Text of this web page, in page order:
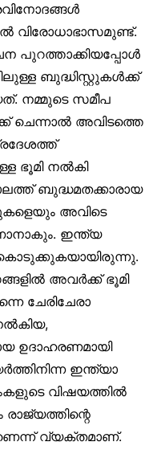
വിരോധാഭാസമുണ്ട്.
പുറത്താക്കിയപ്പോൾ
ബുദ്ധിസ്റ്റുകൾക്ക്
നമ്മുടെ സമീപ
ചെന്നാൽ അവിടത്തെ
ഭൂമി നൽകി
ബുദ്ധമതക്കാരായ
അവിടെ
ഇന്ത്യ
അവർക്ക് ഭൂമി
ചേരിചേരാ
ഉദാഹരണമായി
ഇന്ത്യാ
വിഷയത്തിൽ
വ്യക്തമാണ്.